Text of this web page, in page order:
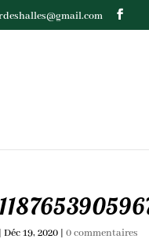
|Déc 19, 2020 |0 commentaires